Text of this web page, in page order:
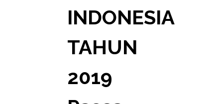
INDONESIA
TAHUN
2019